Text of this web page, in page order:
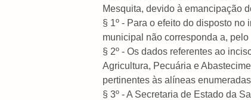
Mesquita, devido à emancipação
§ 1º - Para o efeito do disposto
municipal não corresponda a,
§ 2º - Os dados referentes ao
Agricultura, Pecuária e
pertinentes às alíneas
§ 3º - A Secretaria de Estado da